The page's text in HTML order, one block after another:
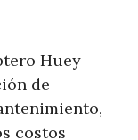
Huey
de
costos